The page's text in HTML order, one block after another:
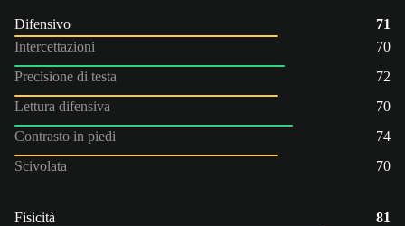
Difensivo
71
Intercettazioni
70
Precisione di testa
72
Lettura difensiva
70
Contrasto in piedi
74
Scivolata
70
Fisicità
81